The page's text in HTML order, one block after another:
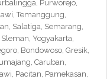
Purworejo,
Temanggung,
Salatiga, Semarang,
Yogyakarta,
Bondowoso, Gresik,
Caruban,
Pacitan, Pamekasan,